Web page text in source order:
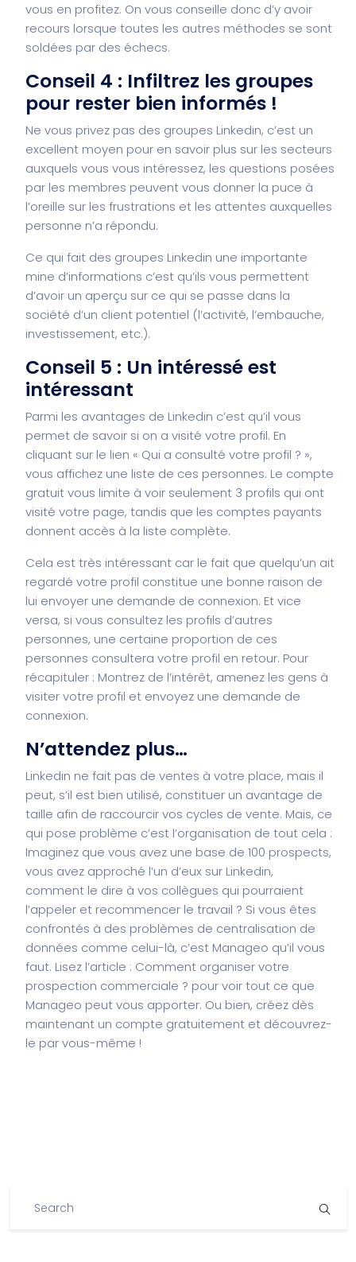
vous en profitez. On vous conseille donc d’y avoir
recours lorsque toutes les autres méthodes se sont
soldées par des échecs.
Conseil 4 : Infiltrez les groupes
pour rester bien informés !
Ne vous privez pas des groupes Linkedin, c’est un
excellent moyen pour en savoir plus sur les secteurs
auxquels vous vous intéressez, les questions posées
par les membres peuvent vous donner la puce à
l’oreille sur les frustrations et les attentes auxquelles
personne n’a répondu.
Ce qui fait des groupes Linkedin une importante
mine d’informations c’est qu’ils vous permettent
d’avoir un aperçu sur ce qui se passe dans la
société d’un client potentiel (l’activité, l’embauche,
investissement, etc.).
Conseil 5 : Un intéressé est
intéressant
Parmi les avantages de Linkedin c’est qu’il vous
permet de savoir si on a visité votre profil. En
cliquant sur le lien « Qui a consulté votre profil ? »,
vous affichez une liste de ces personnes. Le compte
gratuit vous limite à voir seulement 3 profils qui ont
visité votre page, tandis que les comptes payants
donnent accès à la liste complète.
Cela est très intéressant car le fait que quelqu’un ait
regardé votre profil constitue une bonne raison de
lui envoyer une demande de connexion. Et vice
versa, si vous consultez les profils d’autres
personnes, une certaine proportion de ces
personnes consultera votre profil en retour. Pour
récapituler : Montrez de l’intérêt, amenez les gens à
visiter votre profil et envoyez une demande de
connexion.
N’attendez plus…
Linkedin ne fait pas de ventes à votre place, mais il
peut, s’il est bien utilisé, constituer un avantage de
taille afin de raccourcir vos cycles de vente. Mais, ce
qui pose problème c’est l’organisation de tout cela :
Imaginez que vous avez une base de 100 prospects,
vous avez approché l’un d’eux sur Linkedin,
comment le dire à vos collègues qui pourraient
l’appeler et recommencer le travail ? Si vous êtes
confrontés à des problèmes de centralisation de
données comme celui-là, c’est Manageo qu’il vous
faut. Lisez l’article : Comment organiser votre
prospection commerciale ? pour voir tout ce que
Manageo peut vous apporter. Ou bien, créez dès
maintenant un compte gratuitement et découvrez-
le par vous-même !